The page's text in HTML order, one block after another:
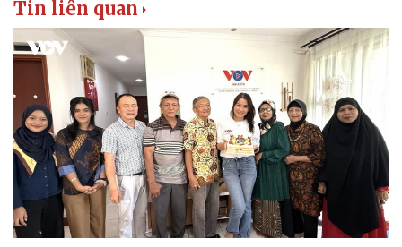
Tin liên quan